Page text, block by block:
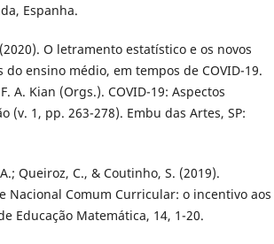
Espanha.
O letramento estatístico e os novos
ensino médio, em tempos de COVID-19.
A. Kian (Orgs.). COVID-19: Aspectos
(v. 1, pp. 263-278). Embu das Artes, SP:
Queiroz, C., & Coutinho, S. (2019).
Nacional Comum Curricular: o incentivo aos
Educação Matemática, 14, 1-20.